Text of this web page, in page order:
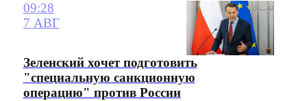
09:28
7 АВГ
Зеленский хочет подготовить
"специальную санкционную
операцию" против России